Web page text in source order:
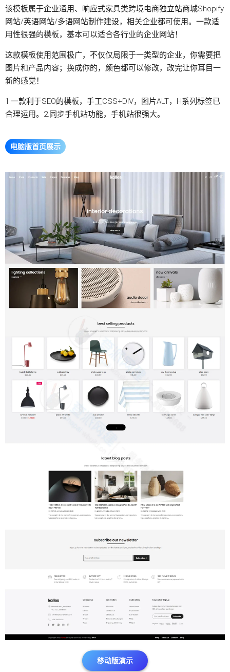
该模板属于企业通用、响应式家具类跨境电商独立站商城Shopify
网站/英语网站/多语网站制作建设，相关企业都可使用。一款适
用性很强的模板，基本可以适合各行业的企业网站！
这款模板使用范围极广，不仅仅局限于一类型的企业，你需要把
图片和产品内容；换成你的，颜色都可以修改，改完让你耳目一
新的感觉！
1.一款利于SEO的模板，手工CSS+DIV，图片ALT，H系列标签已
合理运用。2.同步手机站功能，手机站很强大。
电脑版首页展示
移动版演示